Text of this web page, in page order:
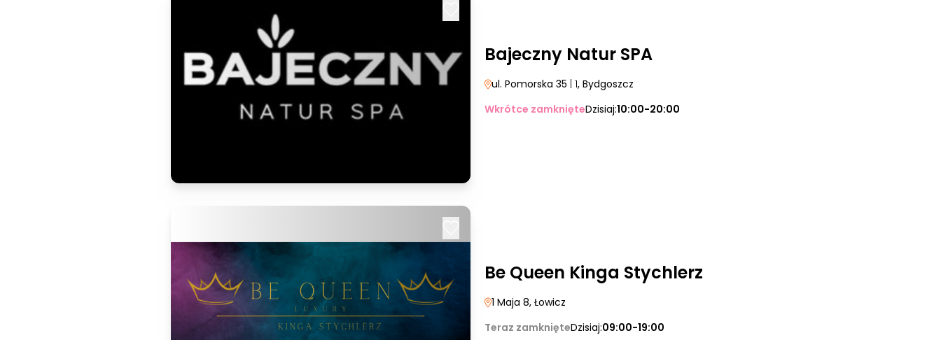
Bajeczny Natur SPA
ul. Pomorska 35 | 1, Bydgoszcz
Wkrótce zamknięteDzisiaj:10:00-20:00
Be Queen Kinga Stychlerz
1 Maja 8, Łowicz
Teraz zamknięteDzisiaj:09:00-19:00